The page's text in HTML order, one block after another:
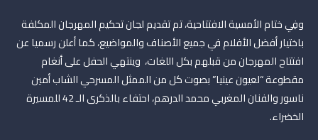
وفِي ختام الأمسية الافتتاحية، تم تقديم لجان تحكيم المهرجان المكلفة
باختيار أفضل الأفلام في جميع الأصناف والمواضيع، كما أعلن رسميا عن
افتتاح المهرجان من قبلهم بكل اللغات، وينتهي الحفل على أنغام
مقطوعة “لعيون عينيا” بصوت كل من الممثل المسرحي الشاب أمين
ناسور والفنان المغربي محمد الدرهم، احتفاء بالذكرى الـ 42 للمسيرة
الخضراء.